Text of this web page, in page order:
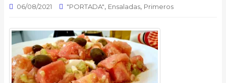
06/08/2021 "PORTADA", Ensaladas, Primeros